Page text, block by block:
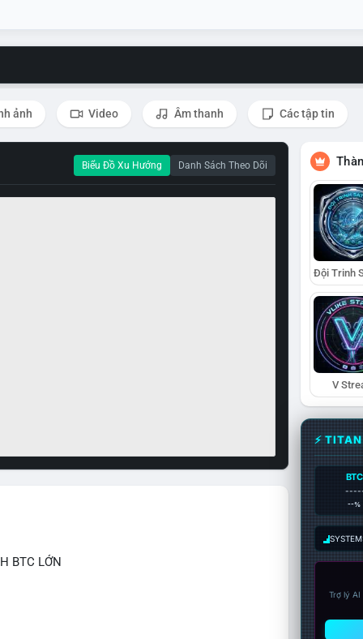
ảnh Video Âm thanh Các tập tin
Biểu Đồ Xu Hướng Danh Sách Theo Dõi
BTC LỚN
V
⚡
BTC
--%
Trợ lý